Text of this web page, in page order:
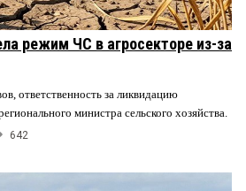
режим ЧС в агросекторе из-за
ответственность за ликвидацию
министра сельского хозяйства.
642